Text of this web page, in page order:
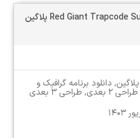
دانلود نرم افزار Red Giant Trapcode Suite 2024.2.2 پلاگین
پلاگین, دانلود برنامه گرافیک و
طراحی ۲ بعدی , طراحی ۳ بعدی